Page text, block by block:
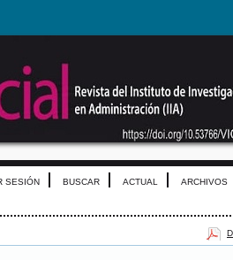
SESIÓN BUSCAR ACTUAL ARCHIVOS